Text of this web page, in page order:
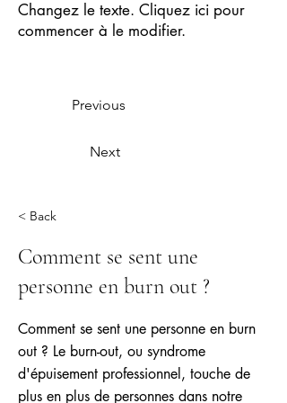
Changez le texte. Cliquez ici pour
commencer à le modifier.
Previous
Next
< Back
Comment se sent une
personne en burn out ?
Comment se sent une personne en burn
out ? Le burn-out, ou syndrome
d'épuisement professionnel, touche de
plus en plus de personnes dans notre